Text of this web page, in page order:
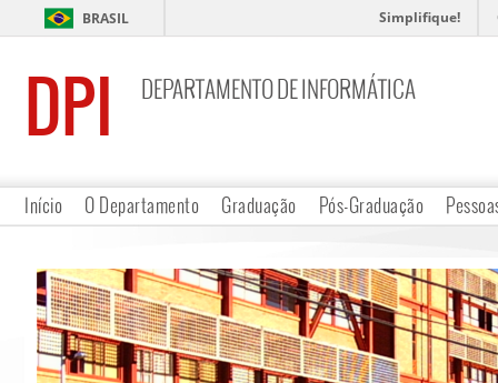
BRASIL Simplifique!
DPI DEPARTAMENTO DE INFORMÁTICA
Início O Departamento Graduação Pós-Graduação